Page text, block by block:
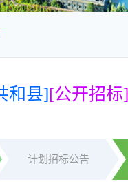
和县][公开招标]
计划招标公告